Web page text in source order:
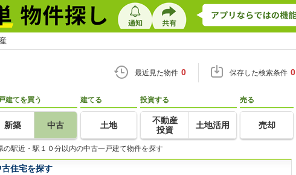
最近見た物件 0 保存した検索条件 0
建てを買う
新築 中古
建てる
土地
投資する
不動産
投資
土地活用
売る
売却
の駅近・駅１０分以内の中古一戸建て物件を探す
住宅を探す